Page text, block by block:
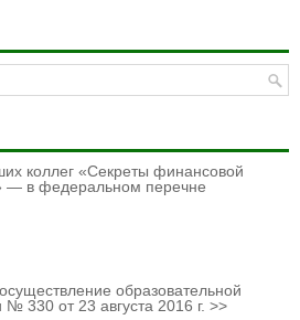
коллег «Секреты финансовой
— в федеральном перечне
образовательной
№ 330 от 23 августа 2016 г. >>